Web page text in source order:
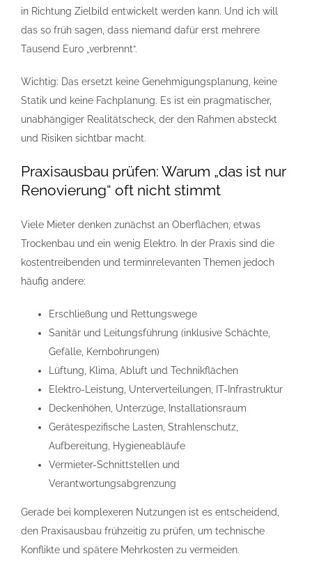
in Richtung Zielbild entwickelt werden kann. Und ich will
das so früh sagen, dass niemand dafür erst mehrere
Tausend Euro „verbrennt“.
Wichtig: Das ersetzt keine Genehmigungsplanung, keine
Statik und keine Fachplanung. Es ist ein pragmatischer,
unabhängiger Realitätscheck, der den Rahmen absteckt
und Risiken sichtbar macht.
Praxisausbau prüfen: Warum „das ist nur
Renovierung“ oft nicht stimmt
Viele Mieter denken zunächst an Oberflächen, etwas
Trockenbau und ein wenig Elektro. In der Praxis sind die
kostentreibenden und terminrelevanten Themen jedoch
häufig andere:
Erschließung und Rettungswege
Sanitär und Leitungsführung (inklusive Schächte,
Gefälle, Kernbohrungen)
Lüftung, Klima, Abluft und Technikflächen
Elektro-Leistung, Unterverteilungen, IT-Infrastruktur
Deckenhöhen, Unterzüge, Installationsraum
Gerätespezifische Lasten, Strahlenschutz,
Aufbereitung, Hygieneabläufe
Vermieter-Schnittstellen und
Verantwortungsabgrenzung
Gerade bei komplexeren Nutzungen ist es entscheidend,
den Praxisausbau frühzeitig zu prüfen, um technische
Konflikte und spätere Mehrkosten zu vermeiden.